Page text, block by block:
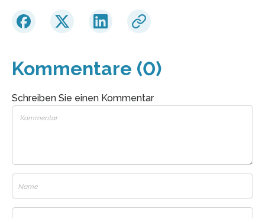
Kommentare (0)
Schreiben Sie einen Kommentar